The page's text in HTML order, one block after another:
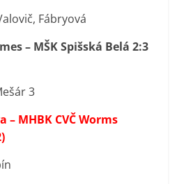
Fábryová
– MŠK Spišská Belá 2:3
3
– MHBK CVČ Worms